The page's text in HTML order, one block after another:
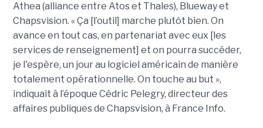
Athea (alliance entre Atos et Thales), Blueway et
Chapsvision. « Ça [l’outil] marche plutôt bien. On
avance en tout cas, en partenariat avec eux [les
services de renseignement] et on pourra succéder,
je l'espère, un jour au logiciel américain de manière
totalement opérationnelle. On touche au but »,
indiquait à l’époque Cédric Pelegry, directeur des
affaires publiques de Chapsvision, à France Info.